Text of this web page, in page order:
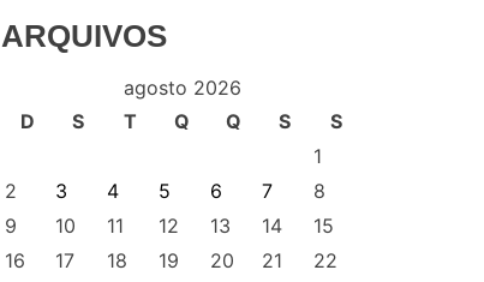
ARQUIVOS
agosto 2026
D
S T Q Q S
S
1
2
3 4 5 6 7
8
9
10 11 12 13 14
15
16
17 18 19 20 21
22